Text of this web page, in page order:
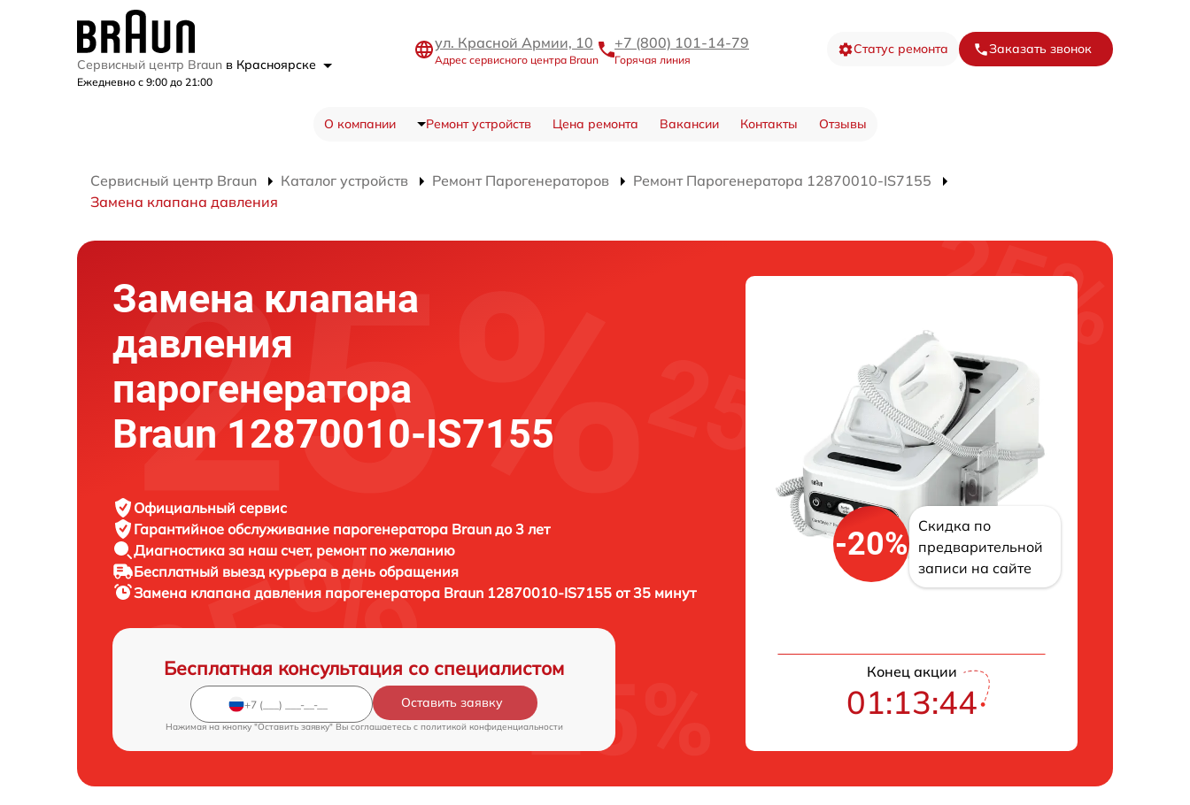
Сервисный центр Braun в Красноярске
Ежедневно с 9:00 до 21:00
ул. Красной Армии, 10
Адрес сервисного центра Braun
+7 (800) 101-14-79
Горячая линия
Статус ремонта Заказать звонок
О компании Ремонт устройств Цена ремонта Вакансии Контакты Отзывы
Сервисный центр Braun Каталог устройств Ремонт Парогенераторов
Ремонт Парогенератора 12870010-IS7155
Замена клапана давления
Замена клапана
давления
парогенератора
Braun 12870010-IS7155
Официальный сервис
Гарантийное обслуживание парогенератора Braun до 3 лет
Диагностика за наш счет, ремонт по желанию
Бесплатный выезд курьера в день обращения
Замена клапана давления парогенератора Braun 12870010-IS7155 от 35 минут
Бесплатная консультация со специалистом
Оставить заявку
Нажимая на кнопку "Оставить заявку" Вы соглашаетесь c политикой конфиденциальности
-20%
Скидка по
предварительной
записи на сайте
Конец акции
01:13:43